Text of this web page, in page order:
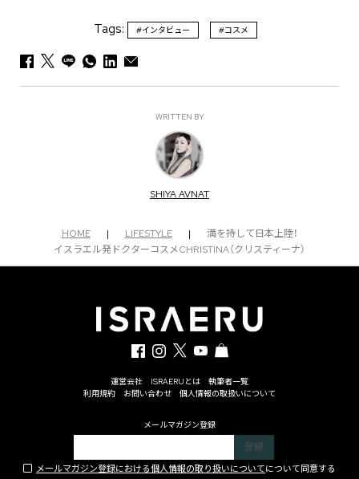
Tags: #インタビュー #コスメ
WRITTEN BY
SHIYA AVNAT
HOME | LIFESTYLE |
満を持して日本上陸！
イスラエル発ドクターコスメCHRISTINA（クリスティーナ）
運営会社 ISRAERUとは
執筆者一覧
利用規約
お問い合わせ 個人情報の取扱いについて
メールマガジン登録
メールマガジン登録における個人情報の取り扱いについてについて同意する